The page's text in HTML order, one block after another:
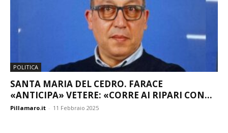
POLITICA
SANTA MARIA DEL CEDRO. FARACE
«ANTICIPA» VETERE: «CORRE AI RIPARI CON...
Pillamaro.it - 11 Febbraio 2025